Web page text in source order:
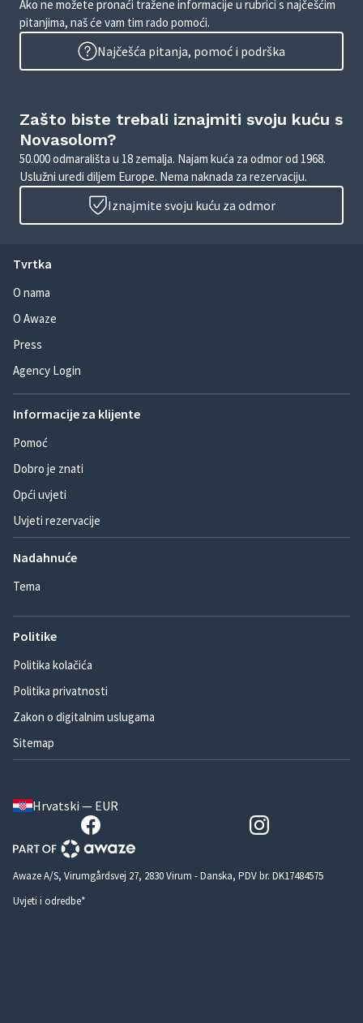
Ako ne možete pronaći tražene informacije u rubrici s najčešćim
pitanjima, naš će vam tim rado pomoći.
Najčešća pitanja, pomoć i podrška
Zašto biste trebali iznajmiti svoju kuću s
Novasolom?
50.000 odmarališta u 18 zemalja. Najam kuća za odmor od 1968.
Uslužni uredi diljem Europe. Nema naknada za rezervaciju.
Iznajmite svoju kuću za odmor
Tvrtka
O nama
O Awaze
Press
Agency Login
Informacije za klijente
Pomoć
Dobro je znati
Opći uvjeti
Uvjeti rezervacije
Nadahnuće
Tema
Politike
Politika kolačića
Politika privatnosti
Zakon o digitalnim uslugama
Sitemap
Hrvatski — EUR
Awaze A/S, Virumgårdsvej 27, 2830 Virum - Danska, PDV br. DK17484575
Uvjeti i odredbe*